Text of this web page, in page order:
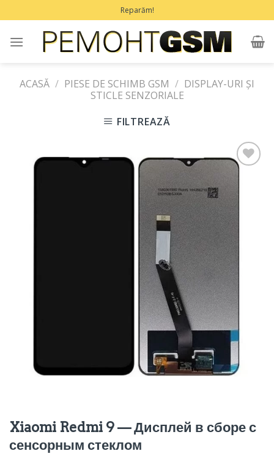
la
conținut
Reparăm!
ACASĂ / PIESE DE SCHIMB GSM / DISPLAY-URI ȘI
STICLE SENZORIALE
FILTREAZĂ
Xiaomi Redmi 9 — Дисплей в сборе с
сенсорным стеклом